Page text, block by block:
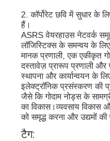
घर
उत्पाद
2. कॉर्पोरेट छवि में सुधार के
हैं।
ASRS वेयरहाउस नेटवर्क समूह
लॉजिस्टिक्स के समन्वय के
मानक प्रणाली, एक एकीकृत
दस्तावेज़ प्रारूप प्रणाली
स्थापना और कार्यान्वयन के
इलेक्ट्रॉनिक प्रसंस्करण की
जैसे कि गोदाम नोड्स के
का विकास।व्यवसाय विकास
को समृद्ध करना और उद्यमों की
टैग: